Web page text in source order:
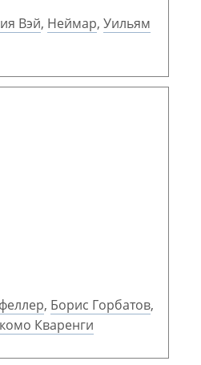
Вэй, Неймар, Уильям
, Борис Горбатов,
Кваренги